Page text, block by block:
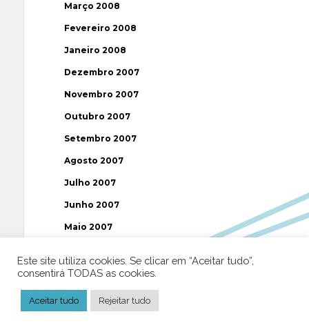
Março 2008
Fevereiro 2008
Janeiro 2008
Dezembro 2007
Novembro 2007
Outubro 2007
Setembro 2007
Agosto 2007
Julho 2007
Junho 2007
Maio 2007
Março 2007
Fevereiro 2007
Este site utiliza cookies. Se clicar em “Aceitar tudo”,
consentirá TODAS as cookies.
Aceitar tudo Rejeitar tudo